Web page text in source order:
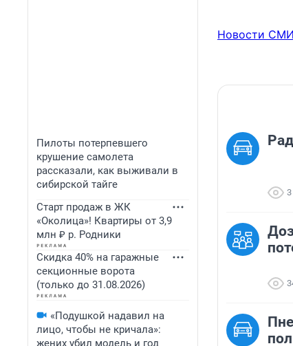
Пилоты потерпевшего
крушение самолета
рассказали, как выживали в
сибирской тайге
Старт продаж в ЖК
«Околица»! Квартиры от 3,9
млн ₽ р. Родники
Скидка 40% на гаражные
секционные ворота
(только до 31.08.2026)
«Подушкой надавил на
лицо, чтобы не кричала»:
жених убил модель и год
Новости